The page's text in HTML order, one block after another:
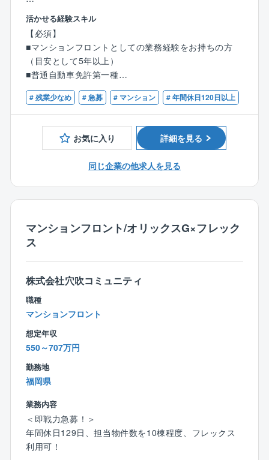
広島県福山市勤務にて、同社が管理する分譲マンショ
ン管理組合の窓口（フロント営業担当）として、マン
ション管理に関わるサポート/提案活動を担当頂きま
す。
【具体的には】
■担当マンションの管理組合からの問い合わせ対応
■理事会や総会の運営サポート（打ち合わせ・資料作
■管理員、清掃員、協力会社、関係部署とのやりとり
■修繕計画などの企画提案
■予算・決算のサポート
務と内勤のデスクワーク(書類作成、各種手配・調整等)
は半々程度の割合です。
また担当物件数を10棟程度に設定し1人当たりの担当物
件数を抑えることで、その分きめ細かい対応を行って
います。
【就業環境】
完全週休2日制で原則は土曜、日曜、祝日がお休みで
す。
もありますが、平日に振替休日を取得して頂きます。
またコールセンターが1次対応を行っているため、休日
対応が発生しにくい環境となっています。
※平均残業時間20時間～30時間
※休日出勤は基本少なめですが、対応いただいた場合は
振替休日を取得いただきます。
活かせる経験スキル
【必須】
■マンションフロントとしての業務経験をお持ちの方
（目安として5年以上）
■普通自動車免許第一種
【歓迎】
■管理業務主任者
■宅地建物取引士
# 残業少なめ # 急募 # マンション # 年間休日120日以上
お気に入り 詳細を見る
同じ企業の他求人を見る
マンションフロント/オリックスG×フレック
ス
株式会社穴吹コミュニティ
職種
マンションフロント
想定年収
550～707万円
勤務地
福岡県
業務内容
＜即戦力急募！＞
年間休日129日、担当物件数を10棟程度、フレックス
利用可！